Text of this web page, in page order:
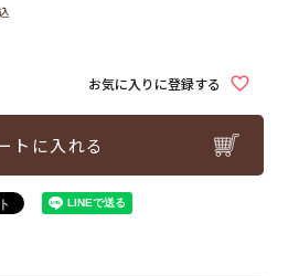
お気に入りに登録する
トに入れる